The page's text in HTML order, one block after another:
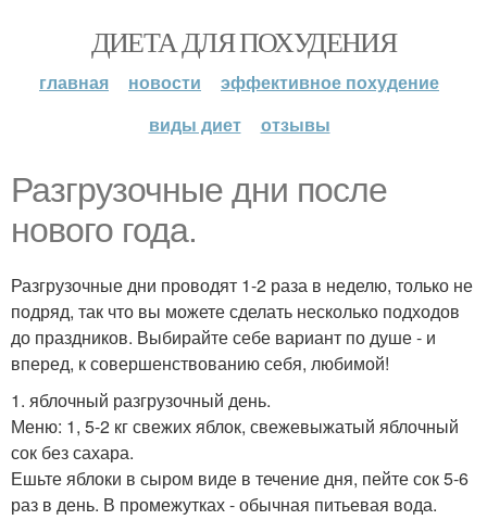
ДИЕТА ДЛЯ ПОХУДЕНИЯ
главная новости
эффективное похудение
виды диет
отзывы
Разгрузочные дни после
нового года.
Разгрузочные дни проводят 1-2 раза в неделю, только не
подряд, так что вы можете сделать несколько подходов
до праздников. Выбирайте себе вариант по душе - и
вперед, к совершенствованию себя, любимой!
1. яблочный разгрузочный день.
Меню: 1, 5-2 кг свежих яблок, свежевыжатый яблочный
сок без сахара.
Ешьте яблоки в сыром виде в течение дня, пейте сок 5-6
раз в день. В промежутках - обычная питьевая вода.